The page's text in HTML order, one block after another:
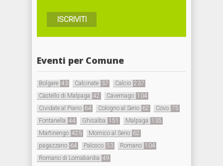
ISCRIVITI
Eventi per Comune
Bolgare 43 Calcinate 37 Calcio 237
Castello di Malpaga 42 Cavernago 104
Cividate al Piano 64 Cologno al Serio 62 Covo 75
Fontanella 44 Ghisalba 151 Malpaga 135
Martinengo 425 Mornico al Serio 62
pagazzano 64 Palosco 53 Romano 104
Romano di Lomabardia 49